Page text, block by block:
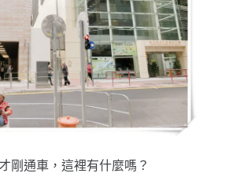
剛通車，這裡有什麼嗎？